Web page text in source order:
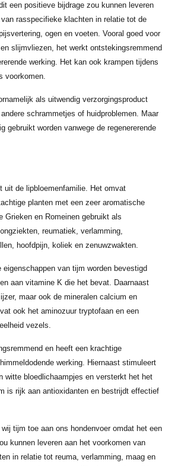
een positieve bijdrage zou kunnen leveren
rasspecifieke klachten in relatie tot de
ogen en voeten. Vooral goed voor
slijmvliezen, het werkt ontstekingsremmend
werking. Het kan ook krampen tijdens
voorkomen.
als uitwendig verzorgingsproduct
schrammetjes of huidproblemen. Maar
gebruikt worden vanwege de regenererende
uit de lipbloemenfamilie. Het omvat
planten met een zeer aromatische
Grieken en Romeinen gebruikt als
reumatiek, verlamming,
hoofdpijn, koliek en zenuwzwakten.
eigenschappen van tijm worden bevestigd
aan vitamine K die het bevat. Daarnaast
maar ook de mineralen calcium en
ook het aminozuur tryptofaan en een
vezels.
en heeft een krachtige
werking. Hiernaast stimuleert
witte bloedlichaampjes en versterkt het het
is rijk aan antioxidanten en bestrijdt effectief
wij tijm toe aan ons hondenvoer omdat het een
kunnen leveren aan het voorkomen van
in relatie tot reuma, verlamming, maag en